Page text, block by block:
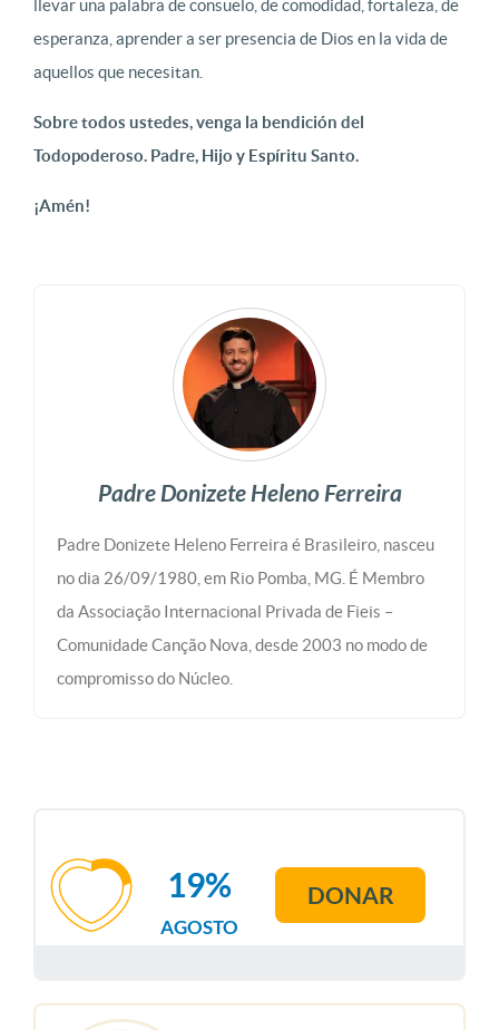
llevar una palabra de consuelo, de comodidad, fortaleza, de
esperanza, aprender a ser presencia de Dios en la vida de
aquellos que necesitan.
Sobre todos ustedes, venga la bendición del
Todopoderoso. Padre, Hijo y Espíritu Santo.
¡Amén!
Padre Donizete Heleno Ferreira
Padre Donizete Heleno Ferreira é Brasileiro, nasceu
no dia 26/09/1980, em Rio Pomba, MG. É Membro
da Associação Internacional Privada de Fieis –
Comunidade Canção Nova, desde 2003 no modo de
compromisso do Núcleo.
AGOSTO
19% DONAR